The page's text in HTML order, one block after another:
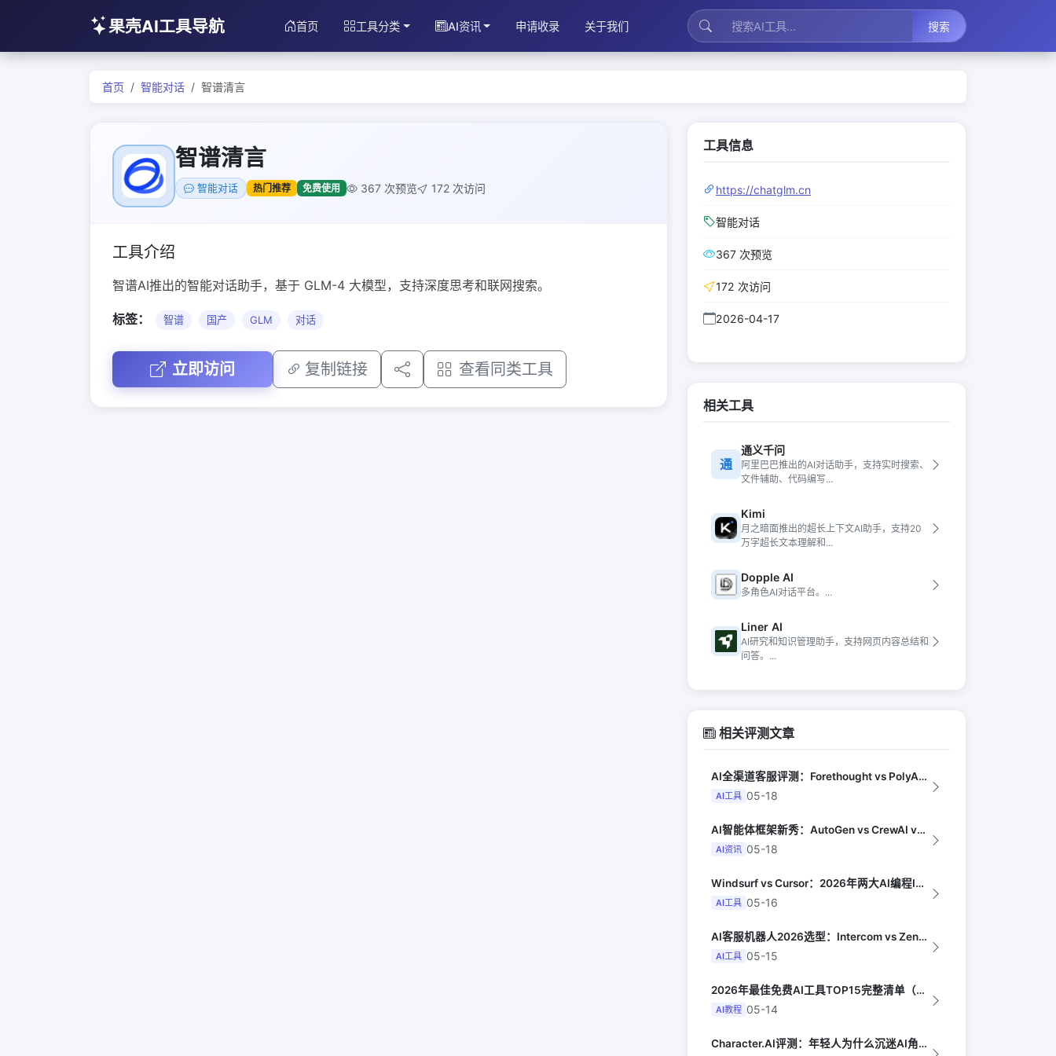
果壳AI工具导航 首页 工具分类 AI资讯 申请收录 关于我们 搜索
首页 智能对话 智谱清言
智谱清言
智能对话 热门推荐 免费使用 367 次预览 172 次访问
工具介绍
智谱AI推出的智能对话助手，基于 GLM-4 大模型，支持深度思考和联网搜索。
标签： 智谱 国产 GLM 对话
立即访问 复制链接 查看同类工具
工具信息
https://chatglm.cn
智能对话
367 次预览
172 次访问
2026-04-17
相关工具
通
通义千问
阿里巴巴推出的AI对话助手，支持实时搜索、
文件辅助、代码编写...
Kimi
月之暗面推出的超长上下文AI助手，支持20
万字超长文本理解和...
Dopple AI
多角色AI对话平台。...
Liner AI
AI研究和知识管理助手，支持网页内容总结和
问答。...
相关评测文章
AI全渠道客服评测：Forethought vs PolyAI vs Ada（G...
AI工具 05-18
AI智能体框架新秀：AutoGen vs CrewAI vs OpenHands...
AI资讯 05-18
Windsurf vs Cursor：2026年两大AI编程IDE终极对决实测（...
AI工具 05-16
AI客服机器人2026选型：Intercom vs Zendesk vs Tid...
AI工具 05-15
2026年最佳免费AI工具TOP15完整清单（MakeUseOf）
AI教程 05-14
Character.AI评测：年轻人为什么沉迷AI角色扮演（The Atlant...